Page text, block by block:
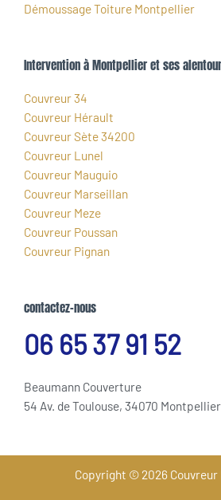
Démoussage Toiture Montpellier
Intervention à Montpellier et ses
Couvreur 34
Couvreur Hérault
Couvreur Sète 34200
Couvreur Lunel
Couvreur Mauguio
Couvreur Marseillan
Couvreur Meze
Couvreur Poussan
Couvreur Pignan
contactez-nous
06 65 37 91 52
Beaumann Couverture
54 Av. de Toulouse, 34070 Montpellier
Copyright © 2026 Couvreur